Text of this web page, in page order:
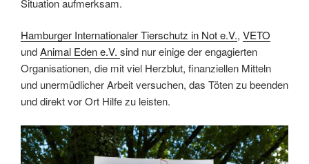
Situation aufmerksam.
Hamburger Internationaler Tierschutz in Not e.V., VETO
undAnimal Eden e.V. sind nur einige der engagierten
Organisationen, die mit viel Herzblut, finanziellen Mitteln
und unermüdlicher Arbeit versuchen, das Töten zu beenden
und direkt vor Ort Hilfe zu leisten.